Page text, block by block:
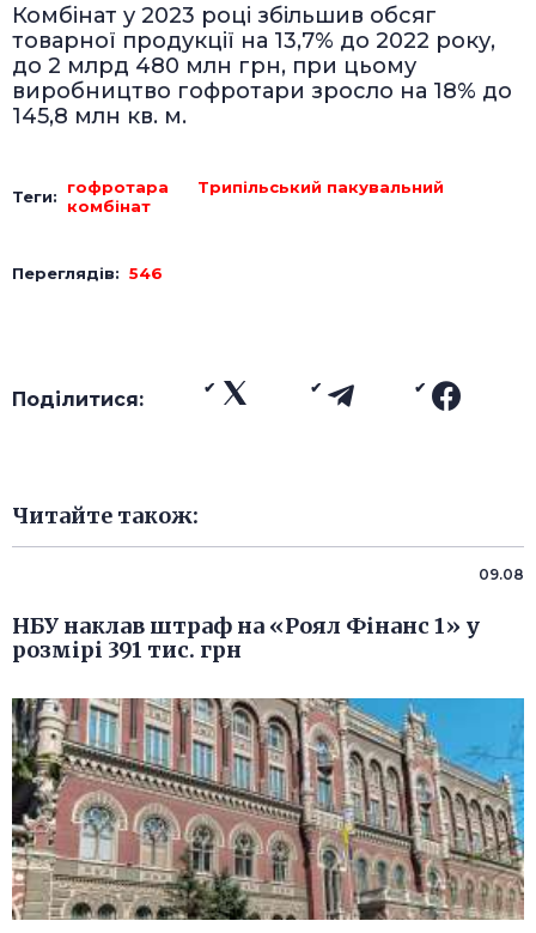
Комбінат у 2023 році збільшив обсяг
товарної продукції на 13,7% до 2022 року,
до 2 млрд 480 млн грн, при цьому
виробництво гофротари зросло на 18% до
145,8 млн кв. м.
Теги: гофротара
Трипільський пакувальний
комбінат
Переглядів: 546
Поділитися:
Читайте також:
09.08
НБУ наклав штраф на «Роял Фінанс 1» у
розмірі 391 тис. грн